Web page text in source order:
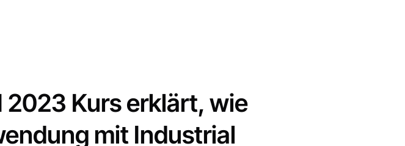
2023 Kurs erklärt, wie
mit Industrial